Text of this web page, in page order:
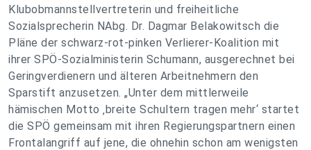
Klubobmannstellvertreterin und freiheitliche
Sozialsprecherin NAbg. Dr. Dagmar Belakowitsch die
Pläne der schwarz-rot-pinken Verlierer-Koalition mit
ihrer SPÖ-Sozialministerin Schumann, ausgerechnet bei
Geringverdienern und älteren Arbeitnehmern den
Sparstift anzusetzen. „Unter dem mittlerweile
hämischen Motto ‚breite Schultern tragen mehr‘ startet
die SPÖ gemeinsam mit ihren Regierungspartnern einen
Frontalangriff auf jene, die ohnehin schon am wenigsten